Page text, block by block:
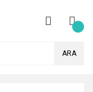
ARA